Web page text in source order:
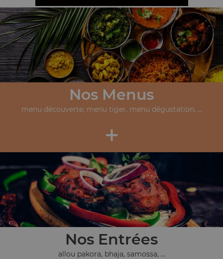
Nos Menus
menu découverte, menu tiger, menu dégustation, ...
+
Nos Entrées
allou pakora, bhaja, samossa, ...